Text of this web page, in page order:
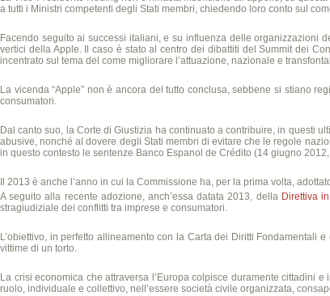
a tutti i Ministri competenti degli Stati membri, chiedendo loro conto sul
Facendo seguito ai successi italiani, e su influenza delle organizzazioni
vertici della Apple. Il caso è stato al centro dei dibattiti del Summit dei
incentrato sul tema del come migliorare l’attuazione, nazionale e
La vicenda “Apple” non è ancora del tutto conclusa, sebbene si stiano
consumatori.
Dal canto suo, la Corte di Giustizia ha continuato a contribuire, in questi
abusive, nonché al dovere degli Stati membri di evitare che le regole
in questo contesto le sentenze Banco Espanol de Crédito (14 giugno
Il 2013 è anche l’anno in cui la Commissione ha, per la prima volta,
A seguito alla recente adozione, anch’essa datata 2013, della Direttiva
stragiudiziale dei conflitti tra imprese e consumatori.
L’obiettivo, in perfetto allineamento con la Carta dei Diritti
vittime di un torto.
La crisi economica che attraversa l’Europa colpisce duramente cittadini
ruolo, individuale e collettivo, nell’essere società civile organizzata,